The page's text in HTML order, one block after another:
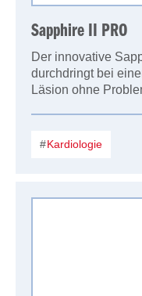
Sapphire II PRO
Der innovative
durchdringt bei
Läsion ohne
Kardiologie